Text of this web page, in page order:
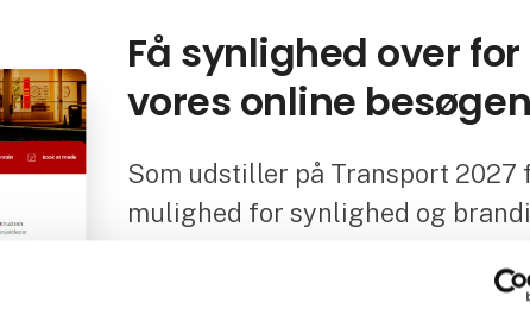
Få synlighed over
vores online
Som udstiller på Transport 2027
mulighed for synlighed og